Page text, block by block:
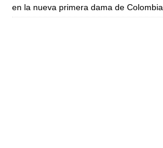
en la nueva primera dama de Colombia